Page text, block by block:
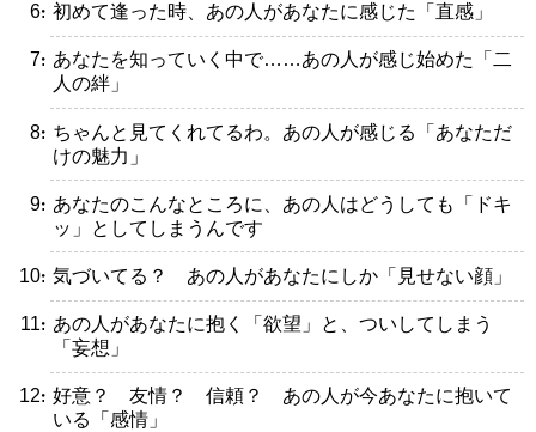
・初めて逢った時、あの人があなたに感じた「直感」
・あなたを知っていく中で……あの人が感じ始めた「二
人の絆」
・ちゃんと見てくれてるわ。あの人が感じる「あなただ
けの魅力」
・あなたのこんなところに、あの人はどうしても「ドキ
ッ」としてしまうんです
・気づいてる？ あの人があなたにしか「見せない顔」
・あの人があなたに抱く「欲望」と、ついしてしまう
「妄想」
・好意？ 友情？ 信頼？ あの人が今あなたに抱いて
いる「感情」